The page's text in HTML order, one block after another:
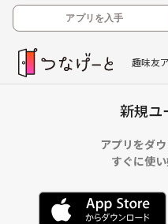
アプリを入手
趣味友
新規ユ
アプリをダウ
すぐに使い